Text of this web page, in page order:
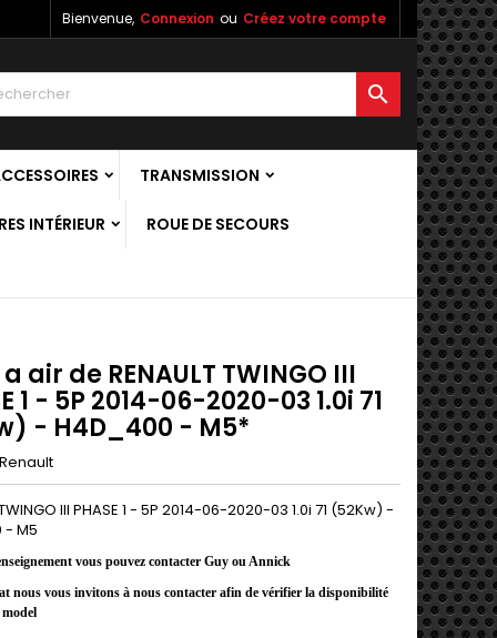
Bienvenue, Connexion ou Créez votre compte

TRANSMISSION
INTÉRIEUR ROUE DE SECOURS
air de RENAULT TWINGO III
1 - 5P 2014-06-2020-03 1.0i 71
- H4D_400 - M5*
Renault
TWINGO III PHASE 1 - 5P 2014-06-2020-03 1.0i 71 (52Kw) -
- M5
vous pouvez contacter Guy ou Annick
nous vous invitons à nous contacter afin de vérifier la disponibilité